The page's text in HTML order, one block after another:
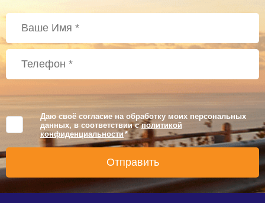
Даю своё согласие на обработку моих персональных
данных, в соответствии сполитикой
конфиденциальности *